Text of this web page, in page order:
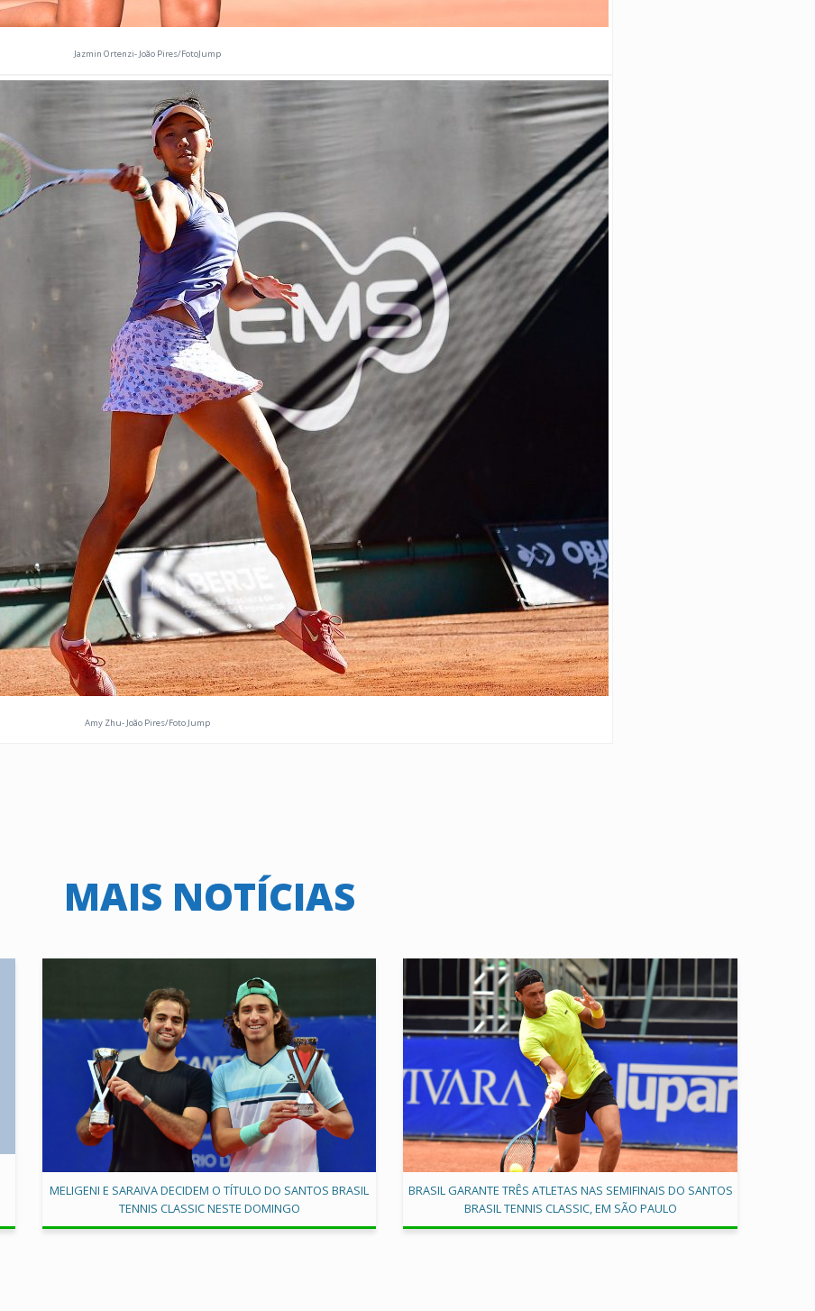
Jazmin Ortenzi- João Pires/FotoJump
Amy Zhu- João Pires/Foto Jump
MAIS NOTÍCIAS
MELIGENI E SARAIVA DECIDEM O TÍTULO DO SANTOS BRASIL
TENNIS CLASSIC NESTE DOMINGO
BRASIL GARANTE TRÊS ATLETAS NAS SEMIFINAIS DO SANTOS
BRASIL TENNIS CLASSIC, EM SÃO PAULO